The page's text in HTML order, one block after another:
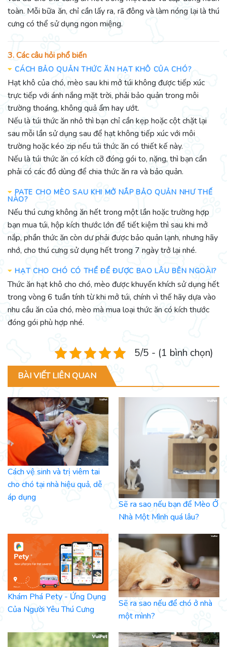
toàn. Mỗi bữa ăn, chỉ cần lấy ra, rã đông và làm nóng lại là thú
cưng có thể sử dụng ngon miệng.
3. Các câu hỏi phổ biến
CÁCH BẢO QUẢN THỨC ĂN HẠT KHÔ CỦA CHÓ?
Hạt khô của chó, mèo sau khi mở túi không được tiếp xúc
trực tiếp với ánh nắng mặt trời, phải bảo quản trong môi
trường thoáng, không quả ẩm hay ướt.
Nếu là túi thức ăn nhỏ thì bạn chỉ cần kẹp hoặc cột chặt lại
sau mỗi lần sử dụng sau để hạt không tiếp xúc với môi
trường hoặc kéo zip nếu túi thức ăn có thiết kế này.
Nếu là túi thức ăn có kích cỡ đóng gói to, nặng, thì bạn cần
phải có các đồ dùng để chia thức ăn ra và bảo quản.
PATE CHO MÈO SAU KHI MỞ NẮP BẢO QUẢN NHƯ THẾ
NÀO?
Nếu thú cưng không ăn hết trong một lần hoặc trường hợp
bạn mua túi, hộp kích thước lớn để tiết kiệm thì sau khi mở
nắp, phần thức ăn còn dư phải được bảo quản lạnh, nhưng hãy
nhớ, cho thú cưng sử dụng hết trong 7 ngày trở lại nhé.
HẠT CHO CHÓ CÓ THỂ ĐỂ ĐƯỢC BAO LÂU BÊN NGOÀI?
Thức ăn hạt khô cho chó, mèo được khuyến khích sử dụng hết
trong vòng 6 tuần tính từ khi mở túi, chính vì thế hãy dựa vào
nhu cầu ăn của chó, mèo mà mua loại thức ăn có kích thước
đóng gói phù hợp nhé.
5/5 - (1 bình chọn)
BÀI VIẾT LIÊN QUAN
Cách vệ sinh và trị viêm tai
cho chó tại nhà hiệu quả, dễ
áp dụng
Sẽ ra sao nếu bạn để Mèo Ở
Nhà Một Mình quá lâu?
Khám Phá Pety - Ứng Dụng
Của Người Yêu Thú Cưng
Sẽ ra sao nếu để chó ở nhà
một mình?